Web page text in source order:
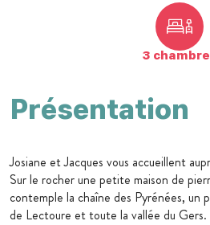
3
Présentation
Josiane et Jacques vous accueillent
Sur le rocher une petite maison de
contemple la chaîne des Pyrénées, un
de Lectoure et toute la vallée du Gers.